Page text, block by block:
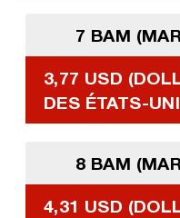
7 BAM
3,77 USD
DES ÉTATS-
8 BAM
4,31 USD